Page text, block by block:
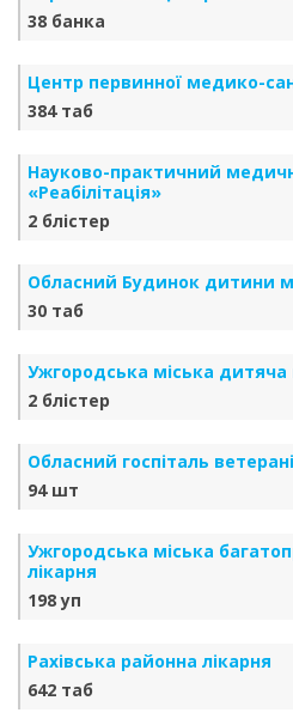
38 банка
Центр первинної медико-
384 таб
Науково-практичний
«Реабілітація»
2 блістер
Обласний Будинок дитини
30 таб
Ужгородська міська дитяча
2 блістер
Обласний госпіталь
94 шт
Ужгородська міська
лікарня
198 уп
Рахівська районна лікарня
642 таб